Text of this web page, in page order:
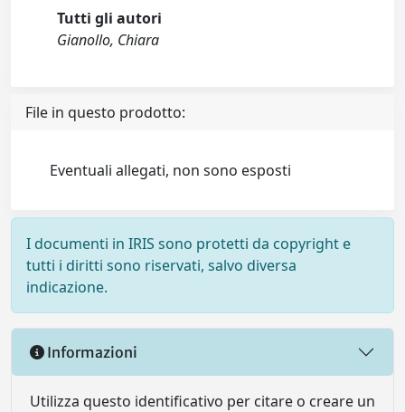
Tutti gli autori
Gianollo, Chiara
File in questo prodotto:
Eventuali allegati, non sono esposti
I documenti in IRIS sono protetti da copyright e
tutti i diritti sono riservati, salvo diversa
indicazione.
Informazioni
Utilizza questo identificativo per citare o creare un